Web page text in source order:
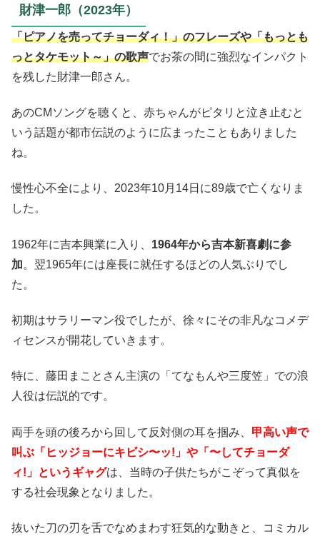
財津一郎（2023年）
「ピアノを売ってチョーダィ！」のフレーズや「もっとも
っとタケモット～」の歌声でお茶の間に強烈なインパクト
を残した財津一郎さん。
あのCMソングを聴くと、赤ちゃんがピタリと泣き止むと
いう話題が都市伝説のように広まったこともありました
ね。
慢性心不全により、2023年10月14日に89歳で亡くなりま
した。
1962年に吉本興業に入り、 1964年から吉本新喜劇に参
加。翌1965年には座長に就任するほどの人気ぶりでし
た。
初期はサラリーマン役でしたが、徐々にその非凡なコメデ
ィセンスが開花していきます。
特に、藤田まことさん主演の「てなもんや三度笠」での浪
人役は伝説的です。
両手を頭の後ろから回して反対側の耳を掴み、 甲高い声で
叫ぶ「ヒッジョーにキビシ〜ッ!」や「〜してチョーダ
ィ!」というギャグは、当時の子供たちがこぞって真似を
する社会現象となりました。
抜いた刀の刃を舌でなめまわす狂気的な動きと、コミカル